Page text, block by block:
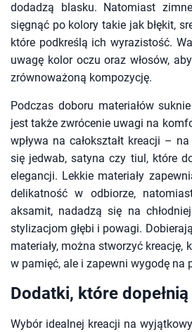
dodadzą blasku. Natomiast
sięgnąć po kolory takie jak błękit,
które podkreślą ich wyrazistość.
uwagę kolor oczu oraz włosów,
zrównoważoną kompozycję.
Podczas doboru materiałów
jest także zwrócenie uwagi na
wpływa na całokształt kreacji –
się jedwab, satyna czy tiul, które
elegancji. Lekkie materiały
delikatność w odbiorze,
aksamit, nadadzą się na
stylizacjom głębi i powagi.
materiały, można stworzyć kreację,
w pamięć, ale i zapewni wygodę na
Dodatki, które
Wybór idealnej kreacji na